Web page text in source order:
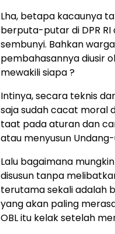
Lha, betapa kacaunya
berputa-putar di DPR
sembunyi. Bahkan
pembahasannya diusir
mewakili siapa ?
Intinya, secara teknis
saja sudah cacat moral
taat pada aturan dan
atau menyusun
Lalu bagaimana
disusun tanpa
terutama sekali adalah
yang akan paling
OBL itu kelak setelah